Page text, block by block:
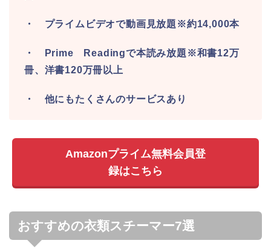
・ プライムビデオで動画見放題※約14,000本
・ Prime Readingで本読み放題※和書12万
冊、洋書120万冊以上
・ 他にもたくさんのサービスあり
Amazonプライム無料会員登
録はこちら
おすすめの衣類スチーマー7選